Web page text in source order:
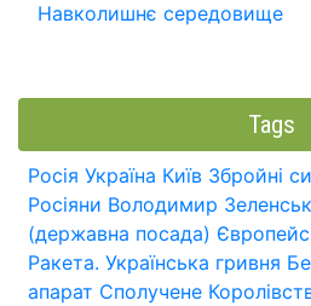
Навколишнє середовище
Tags
Росія Україна Київ Збройні
Росіяни Володимир
(державна посада)
Ракета. Українська гривня
апарат Сполучене